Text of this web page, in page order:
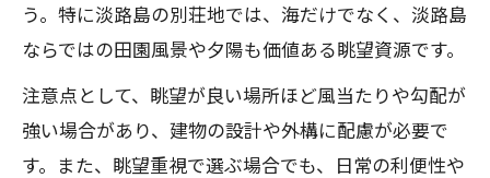
淡路島の高台で快適に暮らすための土地条件
淡路島高台エリアの別荘土地が人気な理
由
淡路島で高台中古物件を選ぶときの注意
点
う。特に淡路島の別荘地では、海だけでなく、淡路島
ならではの田園風景や夕陽も価値ある眺望資源です。
注意点として、眺望が良い場所ほど風当たりや勾配が
強い場合があり、建物の設計や外構に配慮が必要で
す。また、眺望重視で選ぶ場合でも、日常の利便性や